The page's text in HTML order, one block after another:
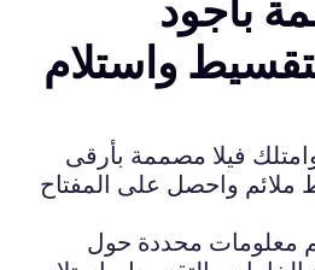
بأجود
واستلام
فيلا مصممة بأرقى
ملائم واحصل على المفتاح
معلومات محددة حول